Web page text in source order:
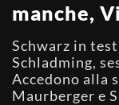
manche,
Schwarz in
Schladming,
Accedono alla
Maurberger e